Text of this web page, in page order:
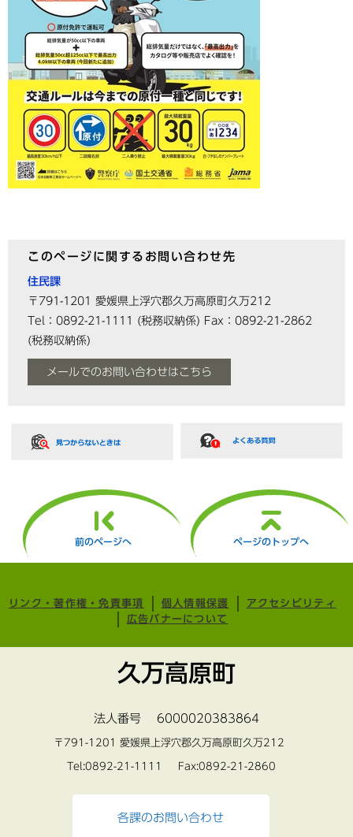
このページに関するお問い合わせ先
住民課
〒791-1201
愛媛県上浮穴郡久万高原町久万212
Tel：0892-21-1111
(税務収納係) Fax：0892-21-2862
(税務収納係)
メールでのお問い合わせはこちら
前のページへ ページのトップへ
リンク・著作権・免責事項 個人情報保護
アクセシビリティ
広告バナーについて
久万高原町
法人番号 6000020383864
〒791-1201 愛媛県上浮穴郡久万高原町久万212
Tel:0892-21-1111 Fax:0892-21-2860
各課のお問い合わせ